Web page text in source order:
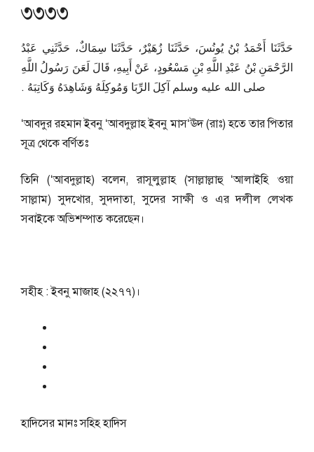
৩৩৩৩
حَدَّثَنَا أَحْمَدُ بْنُ يُونُسَ، حَدَّثَنَا زُهَيْرٌ، حَدَّثَنَا سِمَاكٌ، حَدَّثَنِي عَبْدُ
الرَّحْمَنِ بْنُ عَبْدِ اللَّهِ بْنِ مَسْعُودٍ، عَنْ أَبِيهِ، قَالَ لَعَنَ رَسُولُ اللَّهِ
صلى الله عليه وسلم آكِلَ الرِّبَا وَمُوكِلَهُ وَشَاهِدَهُ وَكَاتِبَهُ ‏.‏
‘আবদুর রহমান ইবনু ‘আবদুল্লাহ ইবনু মাস‘ঊদ (রাঃ) হতে তার পিতার
সূত্র থেকে বর্ণিতঃ
তিনি (‘আবদুল্লাহ) বলেন, রাসূলুল্লাহ (সাল্লাল্লাহু ‘আলাইহি ওয়া
সাল্লাম) সুদখোর, সুদদাতা, সুদের সাক্ষী ও এর দলীল লেখক
সবাইকে অভিশম্পাত করেছেন।
সহীহ : ইবনু মাজাহ (২২৭৭)।
হাদিসের মানঃসহিহ হাদিস